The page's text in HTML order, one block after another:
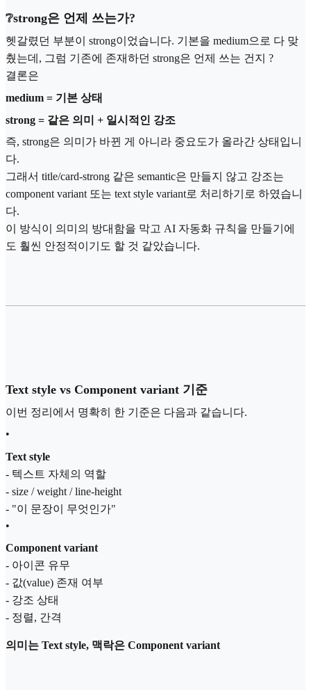
❔strong은 언제 쓰는가?
헷갈렸던 부분이 strong이었습니다. 기본을 medium으로 다 맞
췄는데, 그럼 기존에 존재하던 strong은 언제 쓰는 건지 ?
결론은
medium = 기본 상태
strong = 같은 의미 + 일시적인 강조
즉, strong은 의미가 바뀐 게 아니라 중요도가 올라간 상태입니
다.
그래서 title/card-strong 같은 semantic은 만들지 않고 강조는
component variant 또는 text style variant로 처리하기로 하였습니
다.
이 방식이 의미의 방대함을 막고 AI 자동화 규칙을 만들기에
도 훨씬 안정적이기도 할 것 같았습니다.
Text style vs Component variant 기준
이번 정리에서 명확히 한 기준은 다음과 같습니다.
•
Text style
- 텍스트 자체의 역할
- size / weight / line-height
- "이 문장이 무엇인가"
•
Component variant
- 아이콘 유무
- 값(value) 존재 여부
- 강조 상태
- 정렬, 간격
의미는 Text style, 맥락은 Component variant